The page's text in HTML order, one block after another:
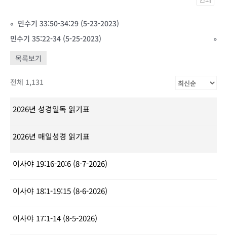
« 민수기 33:50-34:29 (5-23-2023)
민수기 35:22-34 (5-25-2023)
»
목록보기
전체 1,131
2026년 성경일독 읽기표
2026년 매일성경 읽기표
이사야 19:16-20:6 (8-7-2026)
이사야 18:1-19:15 (8-6-2026)
이사야 17:1-14 (8-5-2026)